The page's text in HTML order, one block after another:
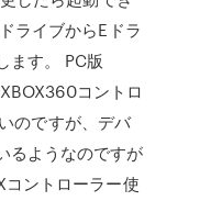
ライブからEドラ
ます。 PC版
コントロ
のですが、デバ
るようなのですが
ントローラー使